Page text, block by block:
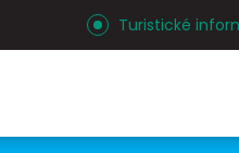
Turistické